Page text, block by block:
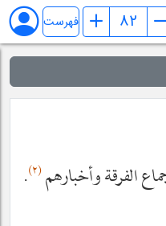
فهرست
الفرقة وأخبارهم(٢) .